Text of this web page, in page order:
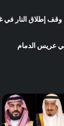
إطلاق النار في
عريس الدمام